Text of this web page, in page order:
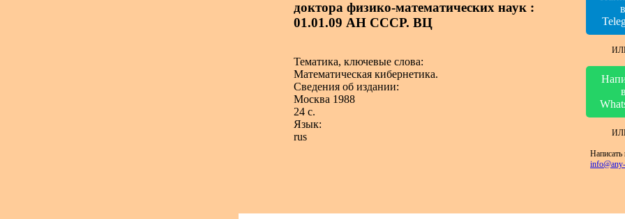
доктора физико-математических наук :
01.01.09 АН СССР. ВЦ
Тематика, ключевые слова:
Математическая кибернетика.
Сведения об издании:
Москва 1988
24 с.
Язык:
rus
в
в
Написать